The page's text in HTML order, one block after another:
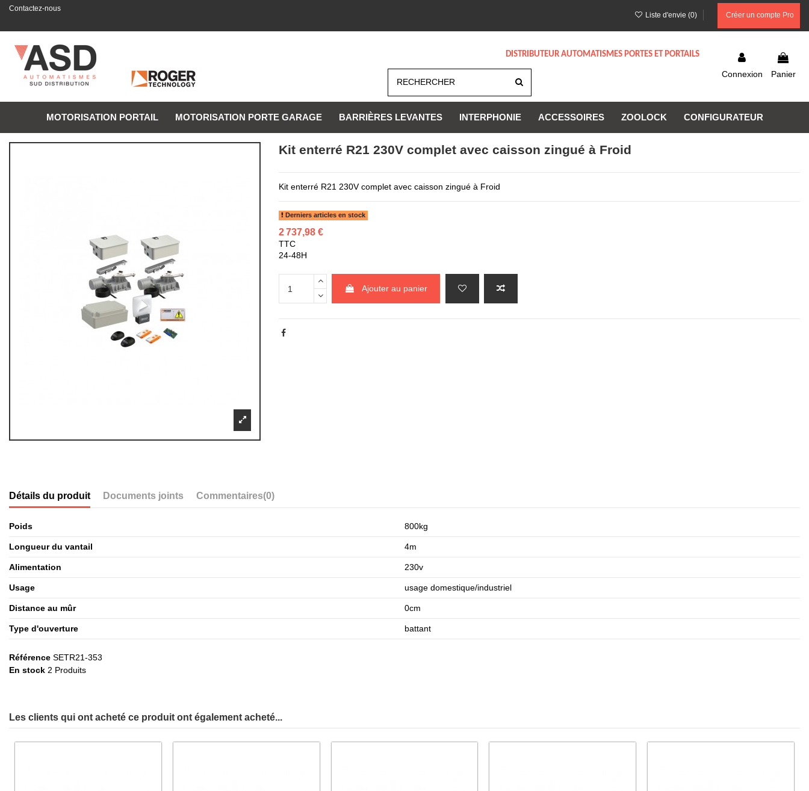
Contactez-nous
Liste d'envie (0) Créer un compte Pro
DISTRIBUTEUR AUTOMATISMES PORTES ET PORTAILS
Connexion Panier
MOTORISATION PORTAIL MOTORISATION PORTE GARAGE BARRIÈRES LEVANTES INTERPHONIE ACCESSOIRES ZOOLOCK CONFIGURATEUR
Kit enterré R21 230V complet avec caisson zingué à Froid
Kit enterré R21 230V complet avec caisson zingué à Froid
Derniers articles en stock
2 737,98 €
TTC
24-48H
Ajouter au panier
Détails du produit Documents joints Commentaires(0)
Poids 800kg
Longueur du vantail 4m
Alimentation 230v
Usage usage domestique/industriel
Distance au mûr 0cm
Type d'ouverture battant
Référence SETR21-353
En stock 2 Produits
Les clients qui ont acheté ce produit ont également acheté...